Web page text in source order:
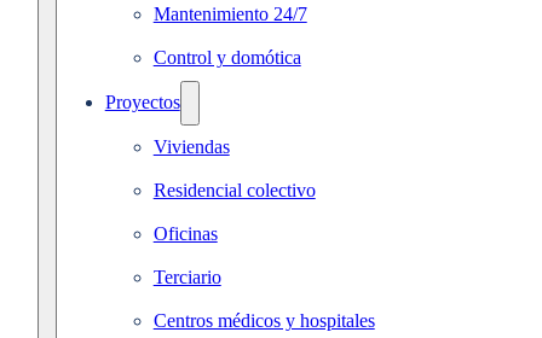
Mantenimiento 24/7
Control y domótica
Proyectos
Viviendas
Residencial colectivo
Oficinas
Terciario
Centros médicos y hospitales